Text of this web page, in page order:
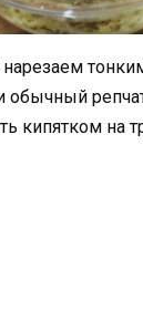
обычный
кипятком на